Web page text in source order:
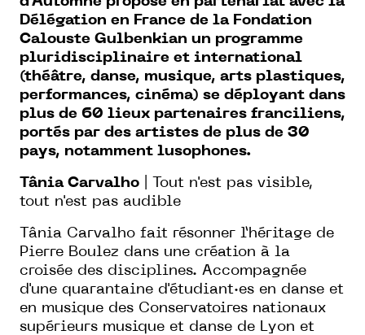
Délégation en France de la Fondation
Calouste Gulbenkian un programme
pluridisciplinaire et international
(théâtre, danse, musique, arts plastiques,
performances, cinéma) se déployant dans
plus de 60 lieux partenaires franciliens,
portés par des artistes de plus de 30
pays, notamment lusophones.
Tânia Carvalho | Tout n'est pas visible,
tout n'est pas audible
Tânia Carvalho fait résonner l’héritage de
Pierre Boulez dans une création à la
croisée des disciplines. Accompagnée
d'une quarantaine d'étudiant·es en danse et
en musique des Conservatoires nationaux
supérieurs musique et danse de Lyon et